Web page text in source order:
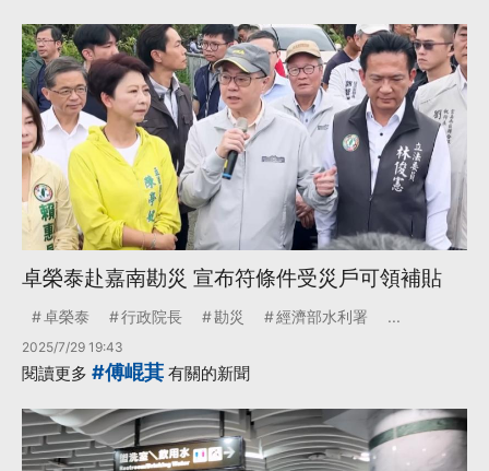
卓榮泰赴嘉南勘災 宣布符條件受災戶可領補貼
卓榮泰 行政院長 勘災 經濟部水利署 ...
2025/7/29 19:43
閱讀更多 #傅崐萁 有關的新聞